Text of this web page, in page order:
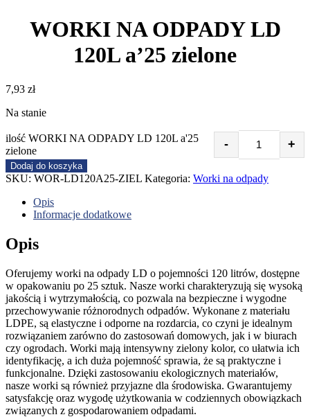
WORKI NA ODPADY LD
120L a’25 zielone
7,93 zł
Na stanie
ilość WORKI NA ODPADY LD 120L a'25
zielone
- +
Dodaj do koszyka
SKU: WOR-LD120A25-ZIEL Kategoria: Worki na odpady
Opis
Informacje dodatkowe
Opis
Oferujemy worki na odpady LD o pojemności 120 litrów, dostępne
w opakowaniu po 25 sztuk. Nasze worki charakteryzują się wysoką
jakością i wytrzymałością, co pozwala na bezpieczne i wygodne
przechowywanie różnorodnych odpadów. Wykonane z materiału
LDPE, są elastyczne i odporne na rozdarcia, co czyni je idealnym
rozwiązaniem zarówno do zastosowań domowych, jak i w biurach
czy ogrodach. Worki mają intensywny zielony kolor, co ułatwia ich
identyfikację, a ich duża pojemność sprawia, że są praktyczne i
funkcjonalne. Dzięki zastosowaniu ekologicznych materiałów,
nasze worki są również przyjazne dla środowiska. Gwarantujemy
satysfakcję oraz wygodę użytkowania w codziennych obowiązkach
związanych z gospodarowaniem odpadami.